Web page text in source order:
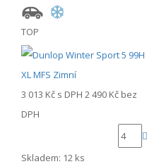
TOP
3 013 Kč s DPH 2 490 Kč bez
DPH
Skladem: 12 ks